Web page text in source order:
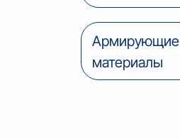
Армирующие
материалы